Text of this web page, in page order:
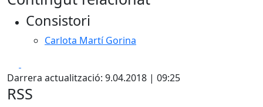
Consistori
Carlota Martí Gorina
Darrera actualització: 9.04.2018 | 09:25
RSS